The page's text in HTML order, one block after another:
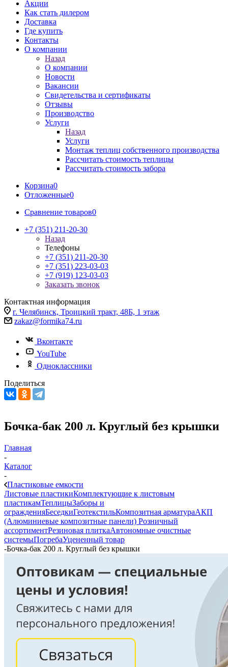
Акции
Как стать дилером
Доставка
Где купить
Контакты
О компании
Назад
О компании
Новости
Вакансии
Свидетельства и сертификаты
Отзывы
Производство
Услуги
Назад
Услуги
Монтаж теплиц собственного производства
Рассчитать стоимость теплицы
Рассчитать стоимость забора
Корзина0
Отложенные0
Сравнение товаров0
+7 (351) 211-20-30
Назад
Телефоны
+7 (351) 211-20-30
+7 (351) 223-03-03
+7 (919) 123-03-03
Заказать звонок
Контактная информация
г. Челябинск, Троицкий тракт, 48Б, 1 этаж
zakaz@formika74.ru
Вконтакте
YouTube
Одноклассники
Поделиться
Бочка-бак 200 л. Круглый без крышки
Главная
-
Каталог
-
Пластиковые емкости
Листовые пластикиКомплектующие к листовым
пластикамТеплицыЗаборы и
огражденияБеседкиГеотекстильКомпозитная арматураАКП
(Алюминиевые композитные панели) Розничный
ассортиментРезиновая плиткаАвтономные очистные
системыПогребаУцененный товар
-Бочка-бак 200 л. Круглый без крышки